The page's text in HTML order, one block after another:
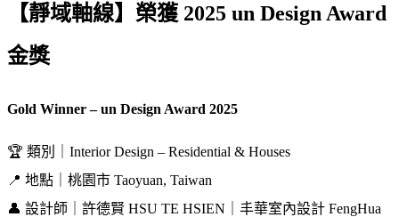
【靜域軸線】榮獲 2025 un Design Award
金獎
Gold Winner – un Design Award 2025
🏆 類別｜Interior Design – Residential & Houses
📍 地點｜桃園市 Taoyuan, Taiwan
👤 設計師｜許德賢 HSU TE HSIEN｜丰華室內設計 FengHua